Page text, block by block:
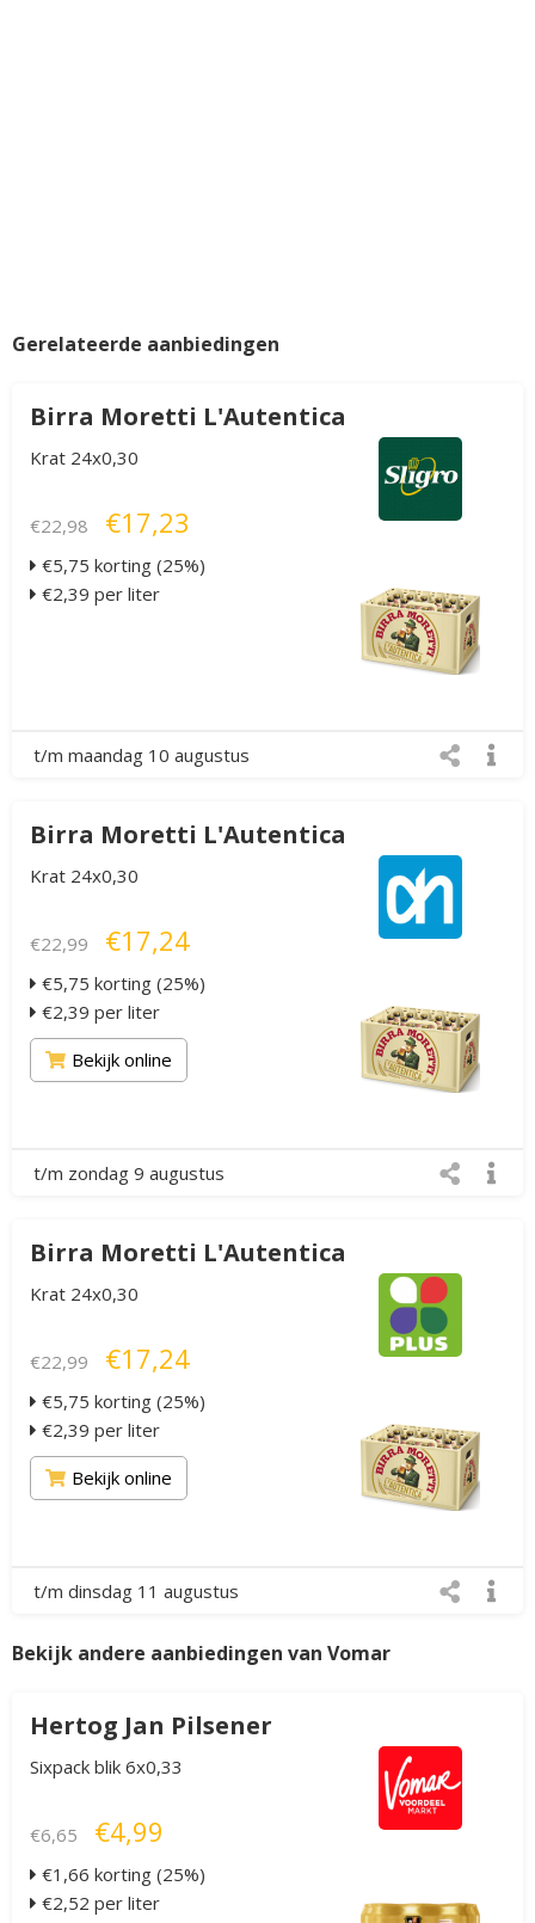
Gerelateerde aanbiedingen
Birra Moretti L'Autentica
Krat 24x0,30
€22,98 €17,23
€5,75 korting (25%)
€2,39 per liter
t/m maandag 10 augustus
Birra Moretti L'Autentica
Krat 24x0,30
€22,99 €17,24
€5,75 korting (25%)
€2,39 per liter
Bekijk online
t/m zondag 9 augustus
Birra Moretti L'Autentica
Krat 24x0,30
€22,99 €17,24
€5,75 korting (25%)
€2,39 per liter
Bekijk online
t/m dinsdag 11 augustus
Bekijk andere aanbiedingen van Vomar
Hertog Jan Pilsener
Sixpack blik 6x0,33
€6,65 €4,99
€1,66 korting (25%)
€2,52 per liter